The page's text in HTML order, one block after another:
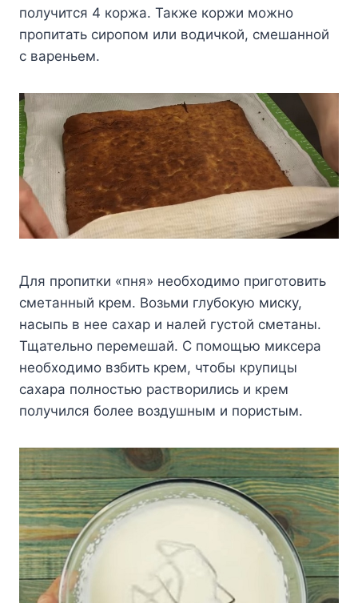
получится 4 коржа. Также коржи можно
пропитать сиропом или водичкой, смешанной
с вареньем.
Для пропитки «пня» необходимо приготовить
сметанный крем. Возьми глубокую миску,
насыпь в нее сахар и налей густой сметаны.
Тщательно перемешай. С помощью миксера
необходимо взбить крем, чтобы крупицы
сахара полностью растворились и крем
получился более воздушным и пористым.